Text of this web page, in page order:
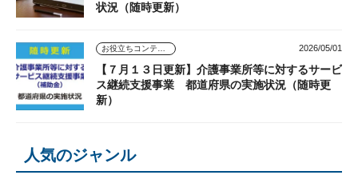
状況（随時更新）
お役立ちコンテンツ 2026/05/01
【７月１３日更新】介護事業所等に対するサービ
ス継続支援事業 都道府県の実施状況（随時更
新）
人気のジャンル